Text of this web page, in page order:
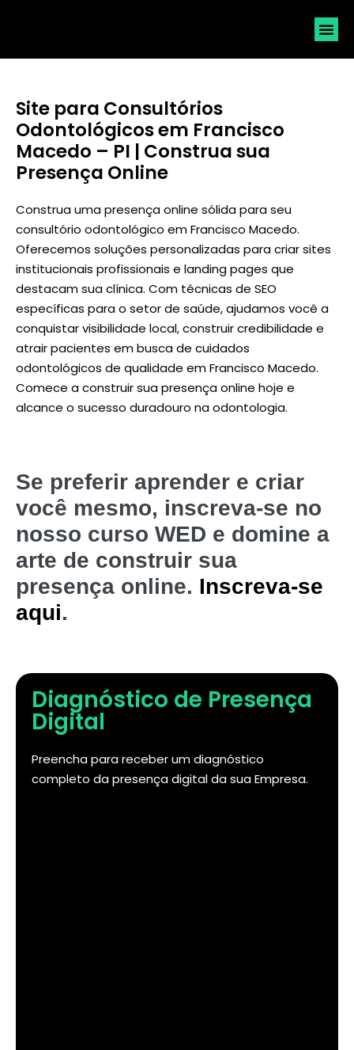
Site para Consultórios
Odontológicos em Francisco
Macedo – PI | Construa sua
Presença Online
Construa uma presença online sólida para seu
consultório odontológico em Francisco Macedo.
Oferecemos soluções personalizadas para criar sites
institucionais profissionais e landing pages que
destacam sua clínica. Com técnicas de SEO
específicas para o setor de saúde, ajudamos você a
conquistar visibilidade local, construir credibilidade e
atrair pacientes em busca de cuidados
odontológicos de qualidade em Francisco Macedo.
Comece a construir sua presença online hoje e
alcance o sucesso duradouro na odontologia.
Se preferir aprender e criar
você mesmo, inscreva-se no
nosso curso WED e domine a
arte de construir sua
presença online. Inscreva-se
aqui.
Diagnóstico de Presença
Digital
Preencha para receber um diagnóstico
completo da presença digital da sua Empresa.